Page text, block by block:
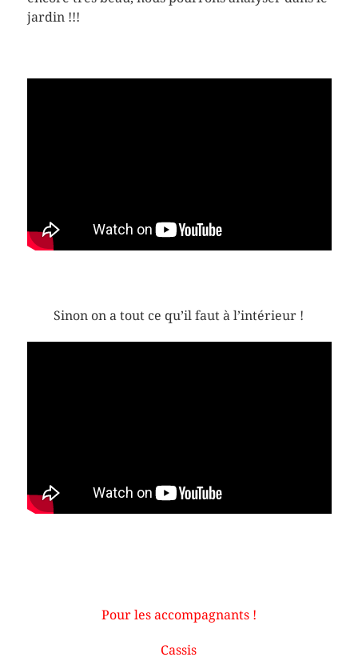
jardin !!!
Sinon on a tout ce qu’il faut à l’intérieur !
Pour les accompagnants !
Cassis